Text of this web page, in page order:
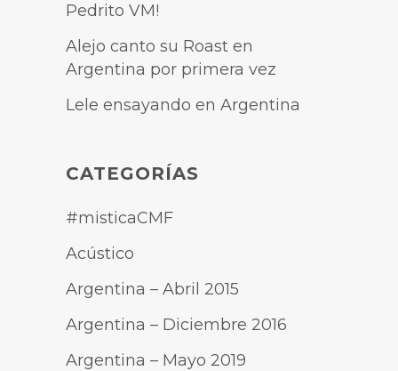
Pedrito VM!
Alejo canto su Roast en
Argentina por primera vez
Lele ensayando en Argentina
CATEGORÍAS
#misticaCMF
Acústico
Argentina – Abril 2015
Argentina – Diciembre 2016
Argentina – Mayo 2019